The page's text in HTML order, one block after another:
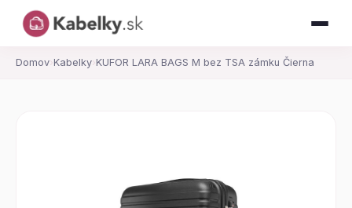
Domov› Kabelky› KUFOR LARA BAGS M bez TSA zámku Čierna